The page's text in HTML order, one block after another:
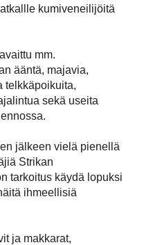
kumiveneilijöitä
mm.
ääntä, majavia,
telkkäpoikuita,
sekä useita
jälkeen vielä pienellä
Strikan
tarkoitus käydä lopuksi
ihmeellisiä
ja makkarat,